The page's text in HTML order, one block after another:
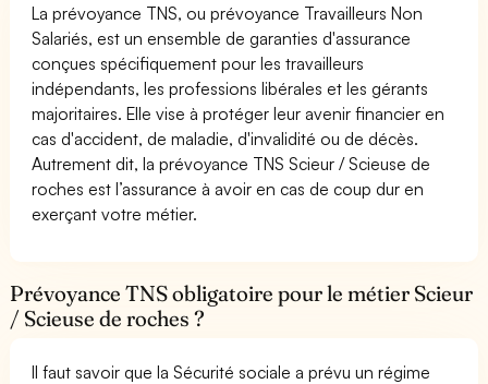
La prévoyance TNS, ou prévoyance Travailleurs Non
Salariés, est un ensemble de garanties d'assurance
conçues spécifiquement pour les travailleurs
indépendants, les professions libérales et les gérants
majoritaires. Elle vise à protéger leur avenir financier en
cas d'accident, de maladie, d'invalidité ou de décès.
Autrement dit, la prévoyance TNS Scieur / Scieuse de
roches est l’assurance à avoir en cas de coup dur en
exerçant votre métier.
Prévoyance TNS obligatoire pour le métier Scieur
/ Scieuse de roches ?
Il faut savoir que la Sécurité sociale a prévu un régime